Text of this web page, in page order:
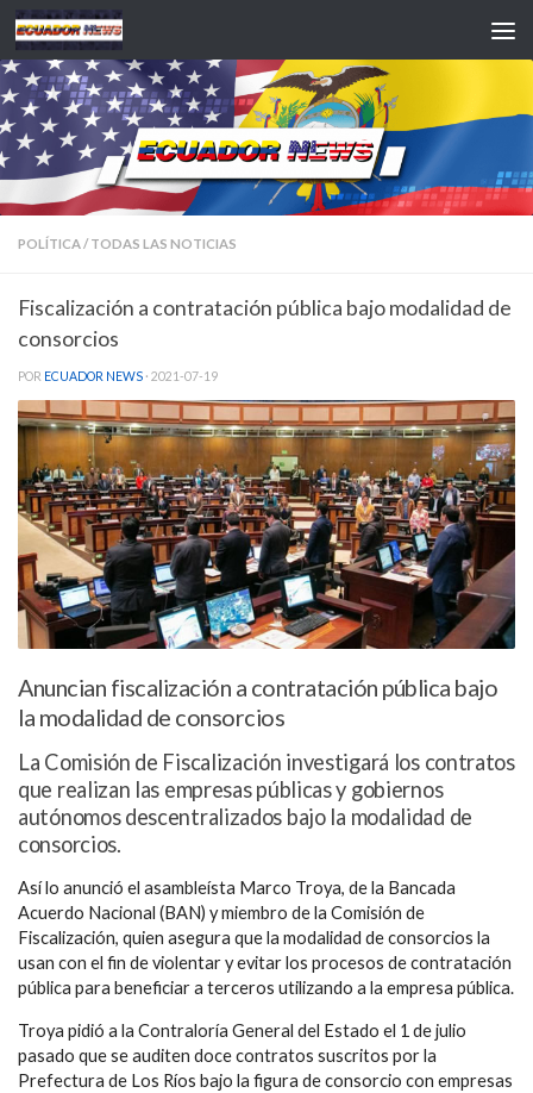
Saltar al contenido
POLÍTICA/ TODAS LAS NOTICIAS
Fiscalización a contratación pública bajo modalidad de
consorcios
POR ECUADOR NEWS · 2021-07-19
Anuncian fiscalización a contratación pública bajo
la modalidad de consorcios
La Comisión de Fiscalización investigará los contratos
que realizan las empresas públicas y gobiernos
autónomos descentralizados bajo la modalidad de
consorcios.
Así lo anunció el asambleísta Marco Troya, de la Bancada
Acuerdo Nacional (BAN) y miembro de la Comisión de
Fiscalización, quien asegura que la modalidad de consorcios la
usan con el fin de violentar y evitar los procesos de contratación
pública para beneficiar a terceros utilizando a la empresa pública.
Troya pidió a la Contraloría General del Estado el 1 de julio
pasado que se auditen doce contratos suscritos por la
Prefectura de Los Ríos bajo la figura de consorcio con empresas